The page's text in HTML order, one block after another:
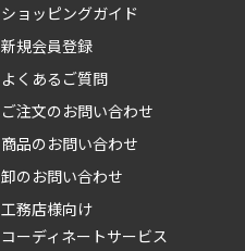
ショッピングガイド
新規会員登録
よくあるご質問
ご注文のお問い合わせ
商品のお問い合わせ
卸のお問い合わせ
工務店様向け
コーディネートサービス